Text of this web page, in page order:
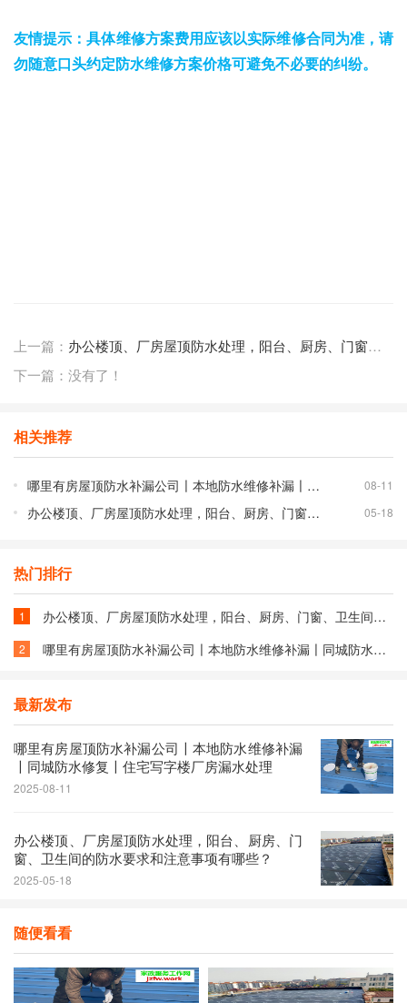
友情提示：具体维修方案费用应该以实际维修合同为准，请
勿随意口头约定防水维修方案价格可避免不必要的纠纷。
上一篇： 办公楼顶、厂房屋顶防水处理，阳台、厨房、门窗、卫生间的防水要求和注意事项有哪些？
下一篇：没有了！
相关推荐
哪里有房屋顶防水补漏公司〡本地防水维修补漏〡同城防水修复〡住宅写字楼厂房漏水处理 08-11
办公楼顶、厂房屋顶防水处理，阳台、厨房、门窗、卫生间的防水要求和注意事项有哪些？ 05-18
热门排行
1 办公楼顶、厂房屋顶防水处理，阳台、厨房、门窗、卫生间的防水要求和注意事项有哪些？
2 哪里有房屋顶防水补漏公司〡本地防水维修补漏〡同城防水修复〡住宅写字楼厂房漏水处理
最新发布
哪里有房屋顶防水补漏公司〡本地防水维修补漏
〡同城防水修复〡住宅写字楼厂房漏水处理
2025-08-11
办公楼顶、厂房屋顶防水处理，阳台、厨房、门
窗、卫生间的防水要求和注意事项有哪些？
2025-05-18
随便看看